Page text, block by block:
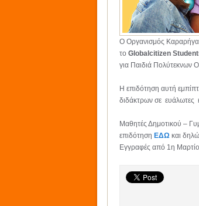
Ο Οργανισμός Καραρήγα
το Globalcitizen
για Παιδιά Πολύτεκνων
Η επιδότηση αυτή
διδάκτρων σε ευάλωτες
Μαθητές Δημοτικού –
επιδότηση ΕΔΩ και
Εγγραφές από 1η